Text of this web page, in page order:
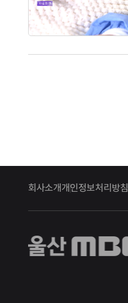
회사소개개인정보처리방침
울산MBC